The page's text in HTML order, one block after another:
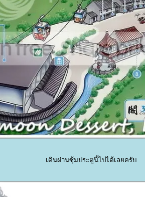
เดินผ่านซุ้มประตูนี้ไปได้เลยครับ